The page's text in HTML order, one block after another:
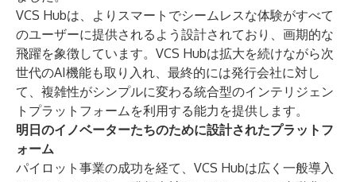
VCS Hubは、よりスマートでシームレスな体験がすべて
のユーザーに提供されるよう設計されており、画期的な
飛躍を象徴しています。VCS Hubは拡大を続けながら次
世代のAI機能も取り入れ、最終的には発行会社に対し
て、複雑性がシンプルに変わる統合型のインテリジェン
トプラットフォームを利用する能力を提供します。
明日のイノベーターたちのために設計されたプラットフ
ォーム
パイロット事業の成功を経て、VCS Hubは広く一般導入